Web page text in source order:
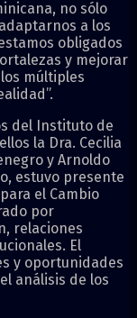
no sólo
a los
obligados
y mejorar
múltiples
del Instituto de
la Dra. Cecilia
y Arnoldo
estuvo presente
el Cambio
por
relaciones
El
y oportunidades
análisis de los